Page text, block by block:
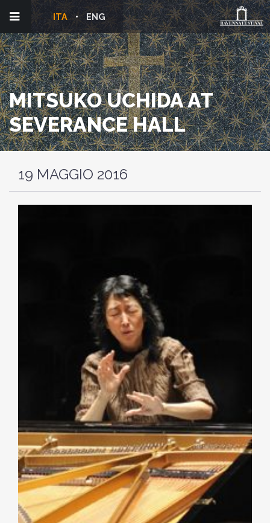
ENG
ITA
MITSUKO UCHIDA AT
SEVERANCE HALL
19 MAGGIO 2016